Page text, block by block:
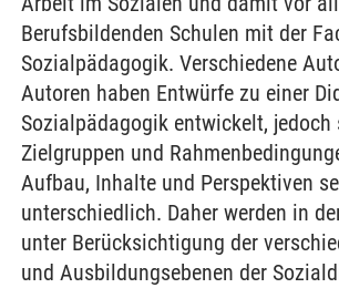
Berufsbildenden Schulen mit der
Sozialpädagogik. Verschiedene
Autoren haben Entwürfe zu einer
Sozialpädagogik entwickelt, jedoch
Zielgruppen und
Aufbau, Inhalte und Perspektiven
unterschiedlich. Daher werden in
unter Berücksichtigung der
und Ausbildungsebenen der